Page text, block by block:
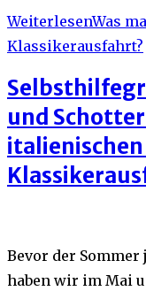
WeiterlesenWas
Klassikerausfahrt?
und
Bevor der
haben wir im Mai